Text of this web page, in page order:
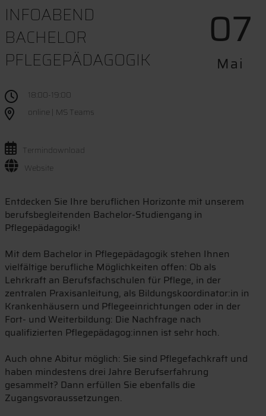
INFOABEND
BACHELOR
PFLEGEPÄDAGOGIK
18:00-19:00
online | MS Teams
Termindownload
Website
07
Mai
Entdecken Sie Ihre beruflichen Horizonte mit unserem
berufsbegleitenden Bachelor-Studiengang in
Pflegepädagogik!
Mit dem Bachelor in Pflegepädagogik stehen Ihnen
vielfältige berufliche Möglichkeiten offen: Ob als
Lehrkraft an Berufsfachschulen für Pflege, in der
zentralen Praxisanleitung, als Bildungskoordinator:in in
Krankenhäusern und Pflegeeinrichtungen oder in der
Fort- und Weiterbildung: Die Nachfrage nach
qualifizierten Pflegepädagog:innen ist sehr hoch.
Auch ohne Abitur möglich: Sie sind Pflegefachkraft und
haben mindestens drei Jahre Berufserfahrung
gesammelt? Dann erfüllen Sie ebenfalls die
Zugangsvoraussetzungen.